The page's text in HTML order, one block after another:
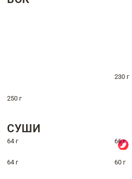
230 г
250 г
СУШИ
64 г 66 г
64 г 60 г